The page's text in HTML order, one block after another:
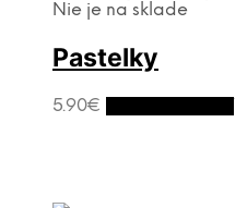
Nie je na sklade
Pastelky
5.90€